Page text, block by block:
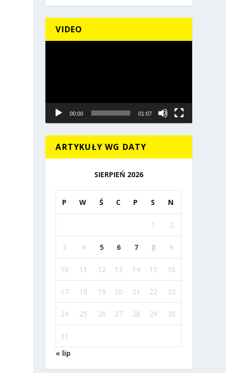
VIDEO
00:00 01:07
ARTYKUŁY WG DATY
SIERPIEŃ 2026
P W Ś C P S N
1 2
3 4 5 6 7 8 9
10 11 12 13 14 15 16
17 18 19 20 21 22 23
24 25 26 27 28 29 30
31
« lip